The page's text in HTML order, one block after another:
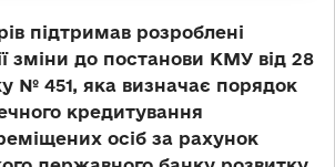
підтримав розроблені
зміни до постанови КМУ від 28
№ 451, яка визначає порядок
кредитування
осіб за рахунок